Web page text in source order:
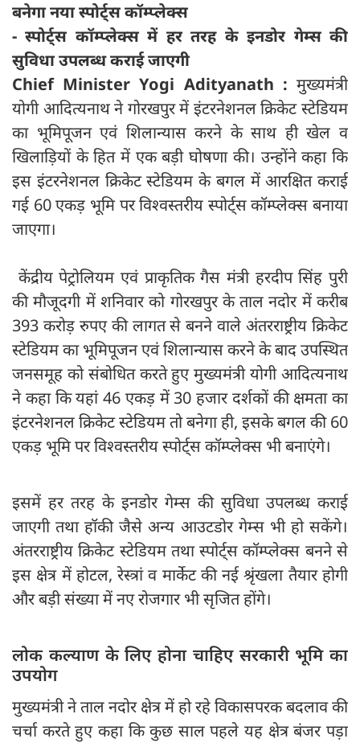
बनेगा नया स्पोर्ट्स कॉम्प्लेक्स
- स्पोर्ट्स कॉम्प्लेक्स में हर तरह के इनडोर गेम्स की
सुविधा उपलब्ध कराई जाएगी
Chief Minister Yogi Adityanath : मुख्यमंत्री
योगी आदित्यनाथ ने गोरखपुर में इंटरनेशनल क्रिकेट स्टेडियम
का भूमिपूजन एवं शिलान्यास करने के साथ ही खेल व
खिलाड़ियों के हित में एक बड़ी घोषणा की। उन्होंने कहा कि
इस इंटरनेशनल क्रिकेट स्टेडियम के बगल में आरक्षित कराई
गई 60 एकड़ भूमि पर विश्वस्तरीय स्पोर्ट्स कॉम्प्लेक्स बनाया
जाएगा।
केंद्रीय पेट्रोलियम एवं प्राकृतिक गैस मंत्री हरदीप सिंह पुरी
की मौजूदगी में शनिवार को गोरखपुर के ताल नदोर में करीब
393 करोड़ रुपए की लागत से बनने वाले अंतरराष्ट्रीय क्रिकेट
स्टेडियम का भूमिपूजन एवं शिलान्यास करने के बाद उपस्थित
जनसमूह को संबोधित करते हुए मुख्यमंत्री योगी आदित्यनाथ
ने कहा कि यहां 46 एकड़ में 30 हजार दर्शकों की क्षमता का
इंटरनेशनल क्रिकेट स्टेडियम तो बनेगा ही, इसके बगल की 60
एकड़ भूमि पर विश्वस्तरीय स्पोर्ट्स कॉम्प्लेक्स भी बनाएंगे।
इसमें हर तरह के इनडोर गेम्स की सुविधा उपलब्ध कराई
जाएगी तथा हॉकी जैसे अन्य आउटडोर गेम्स भी हो सकेंगे।
अंतरराष्ट्रीय क्रिकेट स्टेडियम तथा स्पोर्ट्स कॉम्प्लेक्स बनने से
इस क्षेत्र में होटल, रेस्त्रां व मार्केट की नई श्रृंखला तैयार होगी
और बड़ी संख्या में नए रोजगार भी सृजित होंगे।
लोक कल्याण के लिए होना चाहिए सरकारी भूमि का
उपयोग
मुख्यमंत्री ने ताल नदोर क्षेत्र में हो रहे विकासपरक बदलाव की
चर्चा करते हुए कहा कि कुछ साल पहले यह क्षेत्र बंजर पड़ा